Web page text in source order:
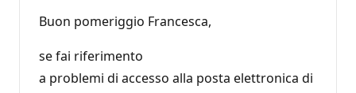
i
d
r
e
p
u
Buon pomeriggio Francesca,
se fai riferimento
a problemi di accesso alla posta elettronica di